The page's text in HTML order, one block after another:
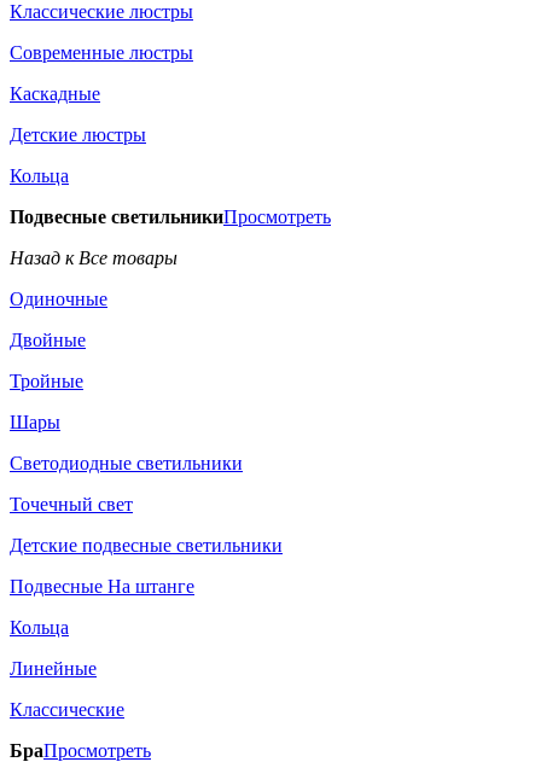
Классические люстры
Современные люстры
Каскадные
Детские люстры
Кольца
Подвесные светильникиПросмотреть
Назад к Все товары
Одиночные
Двойные
Тройные
Шары
Светодиодные светильники
Точечный свет
Детские подвесные светильники
Подвесные На штанге
Кольца
Линейные
Классические
БраПросмотреть